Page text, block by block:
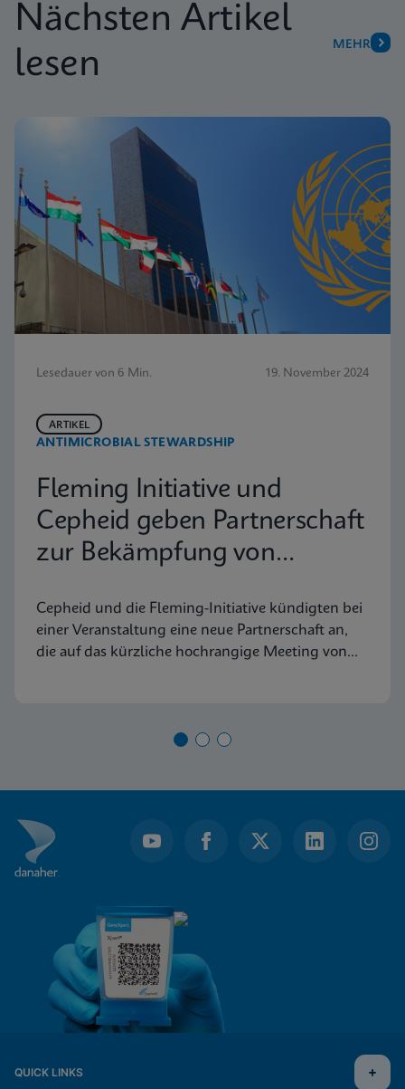
Nächsten Artikel
lesen
MEHR
Lesedauer von 6 Min. 19. November 2024
ANTIMICROBIAL STEWARDSHIP
ARTIKEL
Fleming Initiative und
Cepheid geben Partnerschaft
zur Bekämpfung von
bekannt
Cepheid und die Fleming-Initiative kündigten bei
einer Veranstaltung eine neue Partnerschaft an,
die auf das kürzliche hochrangige Meeting von
QUICK LINKS